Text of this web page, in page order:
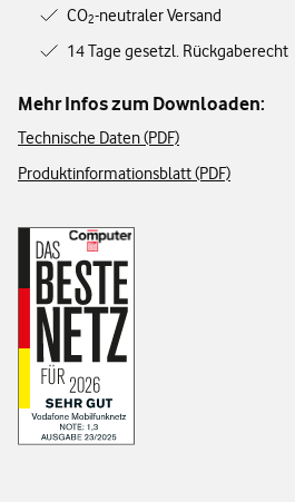
CO2-neutraler Versand
14 Tage gesetzl. Rückgaberecht
Mehr Infos zum Downloaden:
Technische Daten (PDF)
Produktinformationsblatt (PDF)